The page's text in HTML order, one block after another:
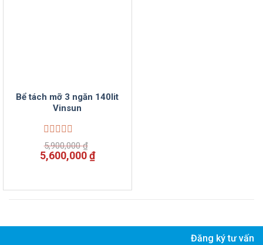
Bể tách mỡ 3 ngăn 140lit
Vinsun
Được
xếp
hạng
sao
5,900,000₫
Giá
gốc
5,900,000 ₫.
5,600,000₫Giá
hiện
là:
Đăng ký tư vấn